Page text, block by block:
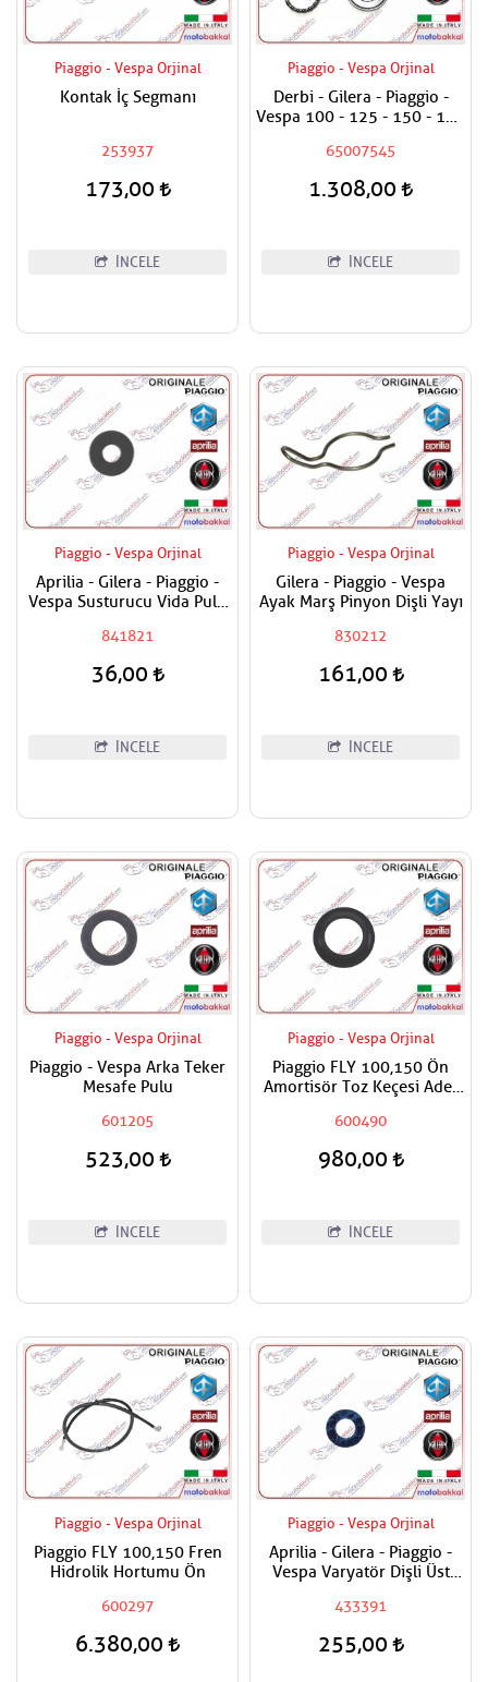
Piaggio - Vespa Orjinal
Kontak İç Segmanı
253937
173,00
İNCELE
Piaggio - Vespa Orjinal
Derbi - Gilera - Piaggio -
Vespa 100 - 125 - 150 - 180
Maşa Rulman Set Alt - Furş
Rulman Set Alt
65007545
1.308,00
İNCELE
Piaggio - Vespa Orjinal
Aprilia - Gilera - Piaggio -
Vespa Susturucu Vida Pulu
841821
36,00
İNCELE
Piaggio - Vespa Orjinal
Gilera - Piaggio - Vespa
Ayak Marş Pinyon Dişli Yayı
830212
161,00
İNCELE
Piaggio - Vespa Orjinal
Piaggio - Vespa Arka Teker
Mesafe Pulu
601205
523,00
İNCELE
Piaggio - Vespa Orjinal
Piaggio FLY 100,150 Ön
Amortisör Toz Keçesi Adet
600490
980,00
İNCELE
Piaggio - Vespa Orjinal
Piaggio FLY 100,150 Fren
Hidrolik Hortumu Ön
600297
6.380,00
Piaggio - Vespa Orjinal
Aprilia - Gilera - Piaggio -
Vespa Varyatör Dişli Üst
433391
255,00